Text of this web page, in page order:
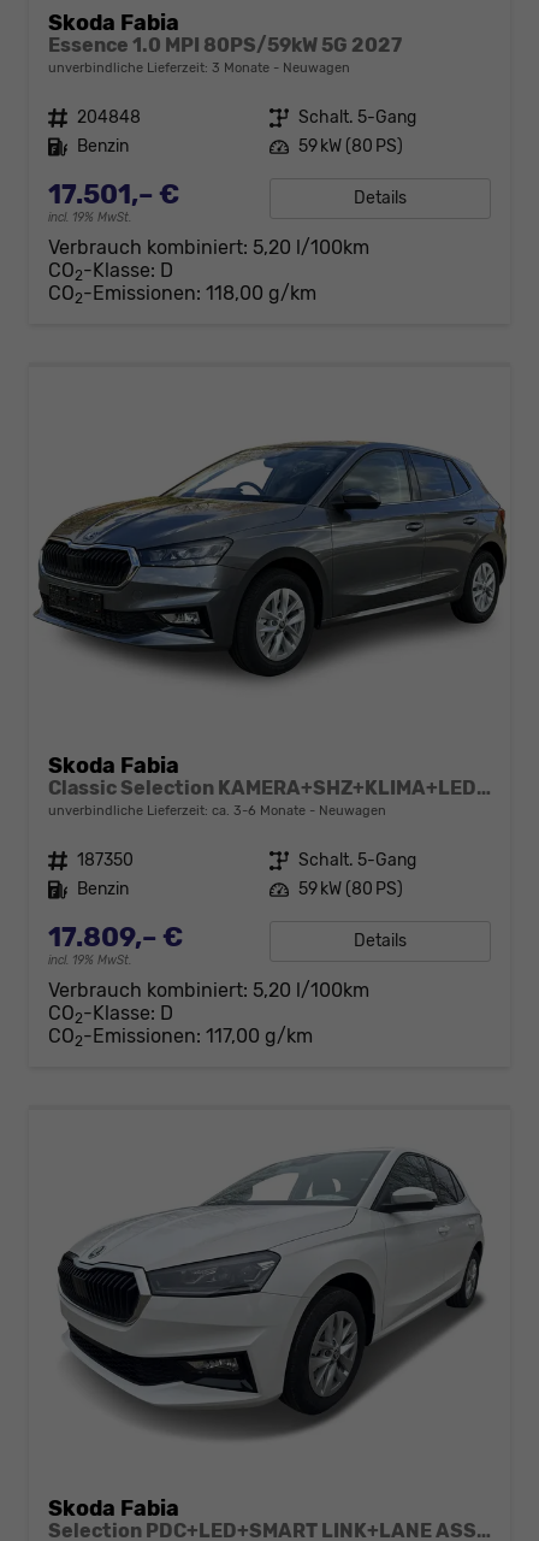
Skoda Fabia
Essence 1.0 MPI 80PS/59kW 5G 2027
unverbindliche Lieferzeit: 3 Monate Neuwagen
Fahrzeugnr. 204848 Getriebe Schalt. 5-Gang
Kraftstoff Benzin Leistung 59 kW (80 PS)
17.501,– €
incl. 19% MwSt.
Details
Verbrauch kombiniert: 5,20 l/100km
CO2-Klasse: D
CO2-Emissionen: 118,00 g/km
Skoda Fabia
Classic Selection KAMERA+SHZ+KLIMA+LED+15" LM+SMARTLINK
unverbindliche Lieferzeit: ca. 3-6 Monate Neuwagen
Fahrzeugnr. 187350 Getriebe Schalt. 5-Gang
Kraftstoff Benzin Leistung 59 kW (80 PS)
17.809,– €
incl. 19% MwSt.
Details
Verbrauch kombiniert: 5,20 l/100km
CO2-Klasse: D
CO2-Emissionen: 117,00 g/km
Skoda Fabia
Selection PDC+LED+SMART LINK+LANE ASSIST